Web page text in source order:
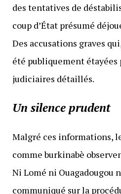
des tentatives de
coup d’État présumé
Des accusations graves
été publiquement étayées
judiciaires détaillés.
Un silence prudent
Malgré ces informations,
comme burkinabè
Ni Lomé ni Ouagadougou
communiqué sur la